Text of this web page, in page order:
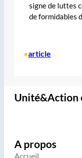
signe de luttes
de formidables
•article
Unité&Action
A propos
Accueil